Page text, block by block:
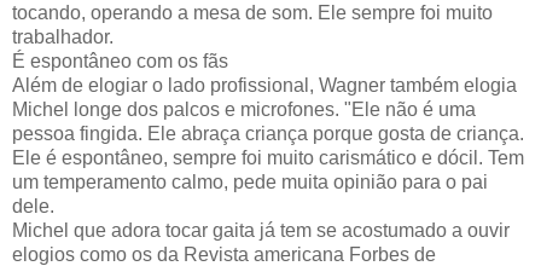
tocando, operando a mesa de som. Ele sempre foi muito
trabalhador.
É espontâneo com os fãs
Além de elogiar o lado profissional, Wagner também elogia
Michel longe dos palcos e microfones. "Ele não é uma
pessoa fingida. Ele abraça criança porque gosta de criança.
Ele é espontâneo, sempre foi muito carismático e dócil. Tem
um temperamento calmo, pede muita opinião para o pai
dele.
Michel que adora tocar gaita já tem se acostumado a ouvir
elogios como os da Revista americana Forbes de